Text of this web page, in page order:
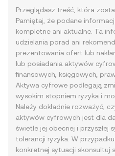
Przeglądasz treść, która
Pamiętaj, że podane
kompletne ani aktualne. Ta
udzielania porad ani
prezentowania ofert lub
lub posiadania aktywów
finansowych, księgowych,
Aktywa cyfrowe podlegają
wysokim stopniem ryzyka i
Należy dokładnie rozważyć,
aktywów cyfrowych jest dla
świetle jej obecnej i przyszłej
tolerancji ryzyka. W
konkretnej sytuacji skonsultuj